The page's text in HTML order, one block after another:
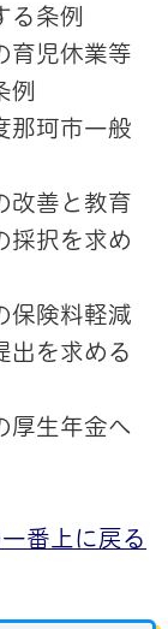
る条例
児休業等
例
珂市一般
善と教育
採択を求め
険料軽減
出を求める
生年金へ
番上に戻る